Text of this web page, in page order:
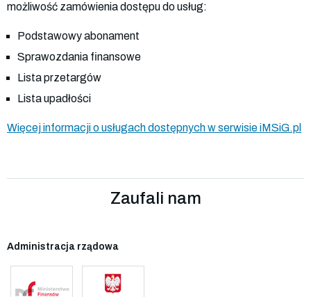
możliwość zamówienia dostępu do usług:
Podstawowy abonament
Sprawozdania finansowe
Lista przetargów
Lista upadłości
Więcej informacji o usługach dostępnych w serwisie iMSiG.pl
Zaufali nam
Administracja rządowa